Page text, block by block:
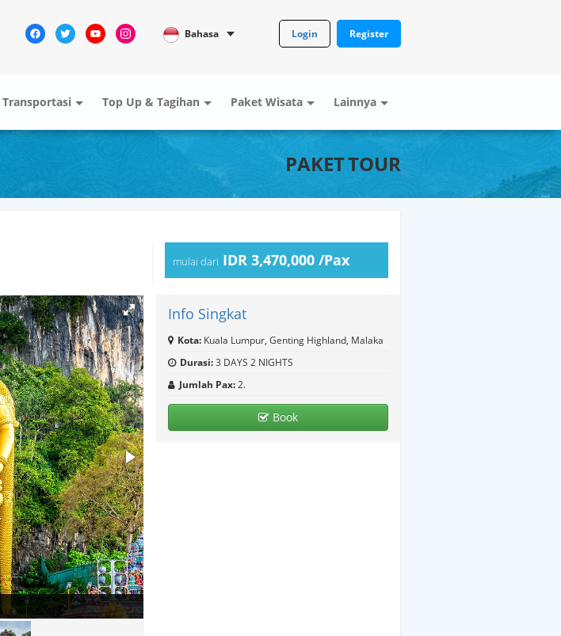
Bahasa Login Register
Transportasi Top Up & Tagihan Paket Wisata Lainnya
PAKET TOUR
mulai dari IDR 3,470,000 /Pax
Info Singkat
Kota: Kuala Lumpur, Genting Highland, Malaka
Durasi:3 DAYS 2 NIGHTS
Jumlah Pax:2.
Book